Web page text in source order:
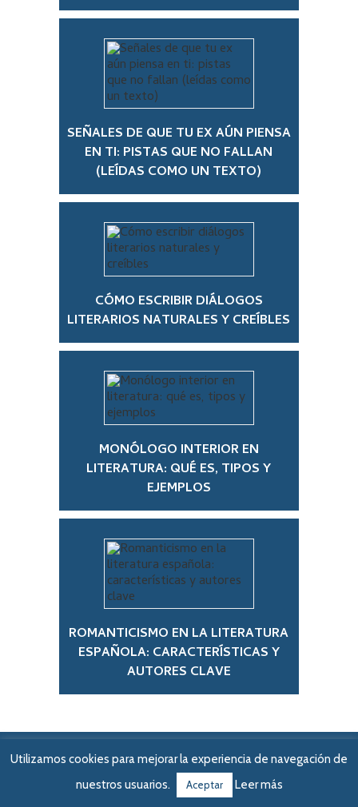
SEÑALES DE QUE TU EX AÚN PIENSA
EN TI: PISTAS QUE NO FALLAN
(LEÍDAS COMO UN TEXTO)
CÓMO ESCRIBIR DIÁLOGOS
LITERARIOS NATURALES Y CREÍBLES
MONÓLOGO INTERIOR EN
LITERATURA: QUÉ ES, TIPOS Y
EJEMPLOS
ROMANTICISMO EN LA LITERATURA
ESPAÑOLA: CARACTERÍSTICAS Y
AUTORES CLAVE
Utilizamos cookies para mejorar la experiencia de navegación de
nuestros usuarios.
Aceptar Leer más